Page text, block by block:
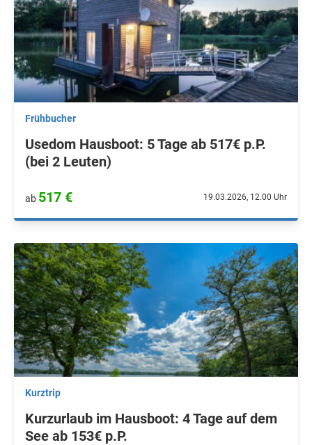
Frühbucher
Usedom Hausboot: 5 Tage ab 517€ p.P.
(bei 2 Leuten)
ab 517 € 19.03.2026, 12.00 Uhr
Kurztrip
Kurzurlaub im Hausboot: 4 Tage auf dem
See ab 153€ p.P.